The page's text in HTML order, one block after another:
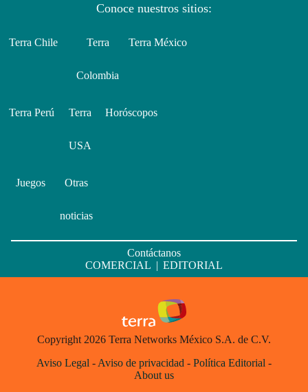
Conoce nuestros sitios:
Terra Chile Terra
Colombia
Terra México
Terra Perú Terra
USA
Horóscopos
Juegos Otras
noticias
Contáctanos
COMERCIAL
EDITORIAL
Copyright 2026 Terra Networks México S.A. de C.V.
Aviso Legal - Aviso de privacidad - Política Editorial -
About us